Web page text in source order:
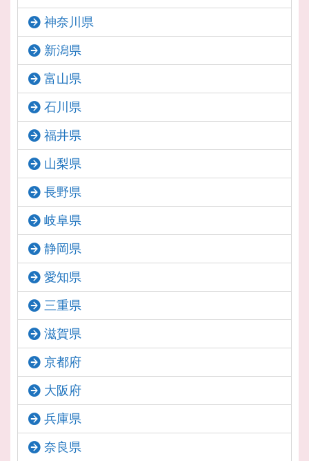
神奈川県
新潟県
富山県
石川県
福井県
山梨県
長野県
岐阜県
静岡県
愛知県
三重県
滋賀県
京都府
大阪府
兵庫県
奈良県